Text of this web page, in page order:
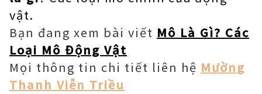
vật.
Bạn đang xem bài viết Mô Là Gì? Các
Loại Mô Động Vật
Mọi thông tin chi tiết liên hệ Mường
Thanh Viễn Triều